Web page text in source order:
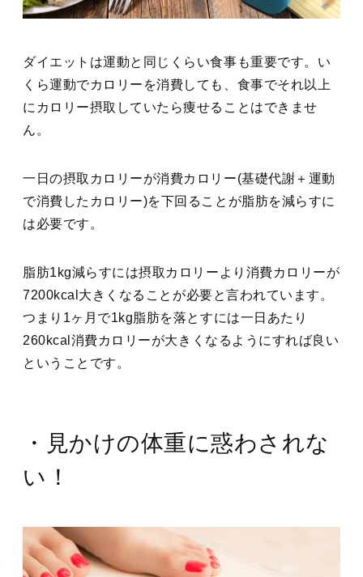
ダイエットは運動と同じくらい食事も重要です。い
くら運動でカロリーを消費しても、食事でそれ以上
にカロリー摂取していたら痩せることはできませ
ん。
一日の摂取カロリーが消費カロリー(基礎代謝＋運動
で消費したカロリー)を下回ることが脂肪を減らすに
は必要です。
脂肪1kg減らすには摂取カロリーより消費カロリーが
7200kcal大きくなることが必要と言われています。
つまり1ヶ月で1kg脂肪を落とすには一日あたり
260kcal消費カロリーが大きくなるようにすれば良い
ということです。
・見かけの体重に惑わされな
い！